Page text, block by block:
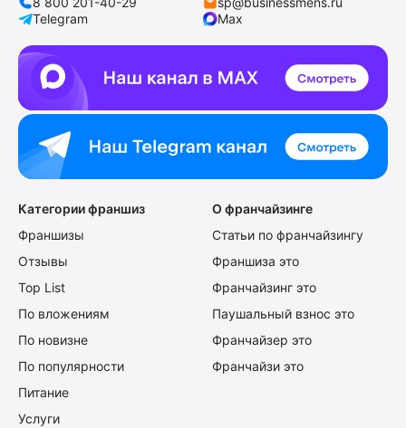
Telegram
Max
Категории франшиз
Франшизы
Отзывы
Top List
По вложениям
По новизне
По популярности
Питание
Услуги
О франчайзинге
Статьи по франчайзингу
Франшиза это
Франчайзинг это
Паушальный взнос это
Франчайзер это
Франчайзи это